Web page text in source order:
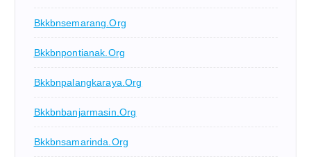
Bkkbnsemarang.org
Bkkbnpontianak.org
Bkkbnpalangkaraya.org
Bkkbnbanjarmasin.org
Bkkbnsamarinda.org